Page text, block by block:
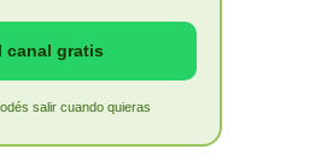
canal gratis
salir cuando quieras